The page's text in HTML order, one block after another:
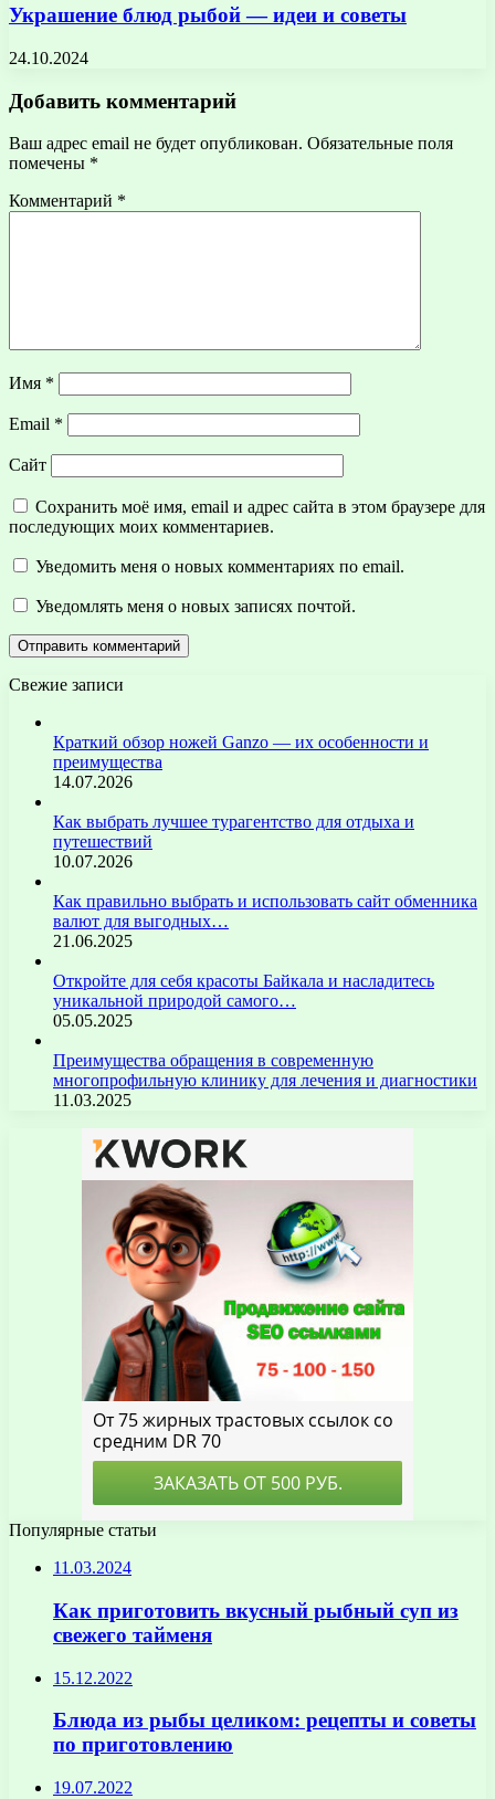
Украшение блюд рыбой — идеи и советы
24.10.2024
Добавить комментарий
Ваш адрес email не будет опубликован. Обязательные поля
помечены *
Комментарий *
Имя *
Email *
Сайт
Сохранить моё имя, email и адрес сайта в этом браузере для
последующих моих комментариев.
Уведомить меня о новых комментариях по email.
Уведомлять меня о новых записях почтой.
Свежие записи
Краткий обзор ножей Ganzo — их особенности и
преимущества
14.07.2026
Как выбрать лучшее турагентство для отдыха и
путешествий
10.07.2026
Как правильно выбрать и использовать сайт обменника
валют для выгодных…
21.06.2025
Откройте для себя красоты Байкала и насладитесь
уникальной природой самого…
05.05.2025
Преимущества обращения в современную
многопрофильную клинику для лечения и диагностики
11.03.2025
Популярные статьи
11.03.2024
Как приготовить вкусный рыбный суп из
свежего тайменя
15.12.2022
Блюда из рыбы целиком: рецепты и советы
по приготовлению
19.07.2022